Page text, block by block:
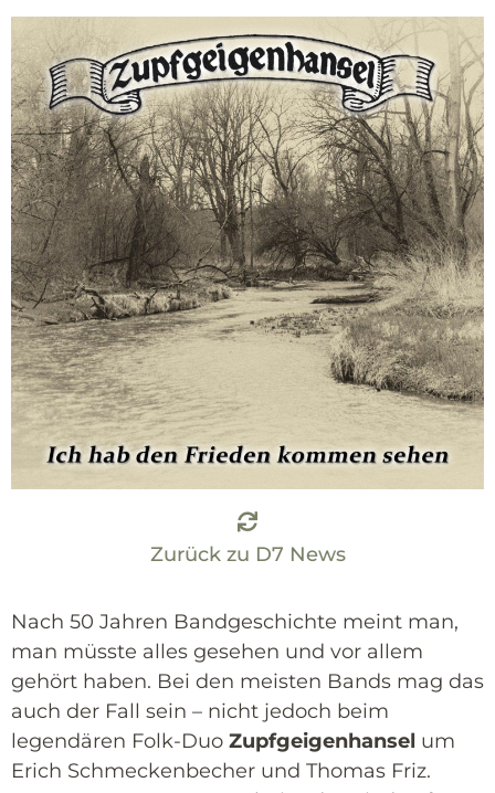
Zurück zu D7 News
Nach 50 Jahren Bandgeschichte meint man,
man müsste alles gesehen und vor allem
gehört haben. Bei den meisten Bands mag das
auch der Fall sein – nicht jedoch beim
legendären Folk-Duo Zupfgeigenhansel um
Erich Schmeckenbecher und Thomas Friz.